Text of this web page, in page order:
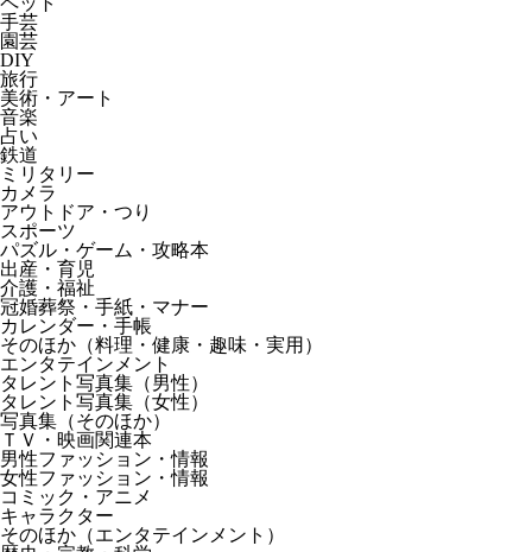
手芸
園芸
DIY
旅行
美術・アート
音楽
占い
鉄道
ミリタリー
カメラ
アウトドア・つり
スポーツ
パズル・ゲーム・攻略本
出産・育児
介護・福祉
冠婚葬祭・手紙・マナー
カレンダー・手帳
そのほか（料理・健康・趣味・実用）
エンタテインメント
タレント写真集（男性）
タレント写真集（女性）
写真集（そのほか）
ＴＶ・映画関連本
男性ファッション・情報
女性ファッション・情報
コミック・アニメ
キャラクター
そのほか（エンタテインメント）